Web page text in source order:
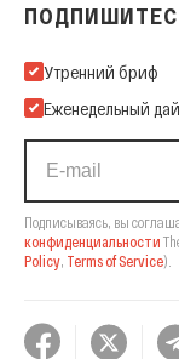
Подпишитесь на
Утренний бриф
Еженедельный
Подписываясь, вы
конфиденциальности
Policy, Terms of Service).